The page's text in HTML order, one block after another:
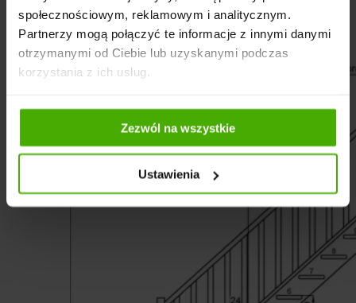
społecznościowym, reklamowym i analitycznym.
Partnerzy mogą połączyć te informacje z innymi danymi
otrzymanymi od Ciebie lub uzyskanymi podczas
korzystania z ich usług.
Zezwól na wszystkie
Ustawienia